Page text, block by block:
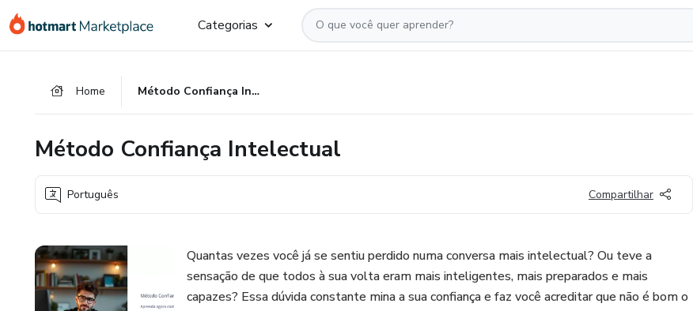
para
para
para
Categorias
Home Método Confiança Intelectual
Método Confiança Intelectual
Português Compartilhar
Quantas vezes você já se sentiu perdido numa conversa mais intelectual? Ou teve a
sensação de que todos à sua volta eram mais inteligentes, mais preparados e mais
capazes? Essa dúvida constante mina a sua confiança e faz você acreditar que não é bom o